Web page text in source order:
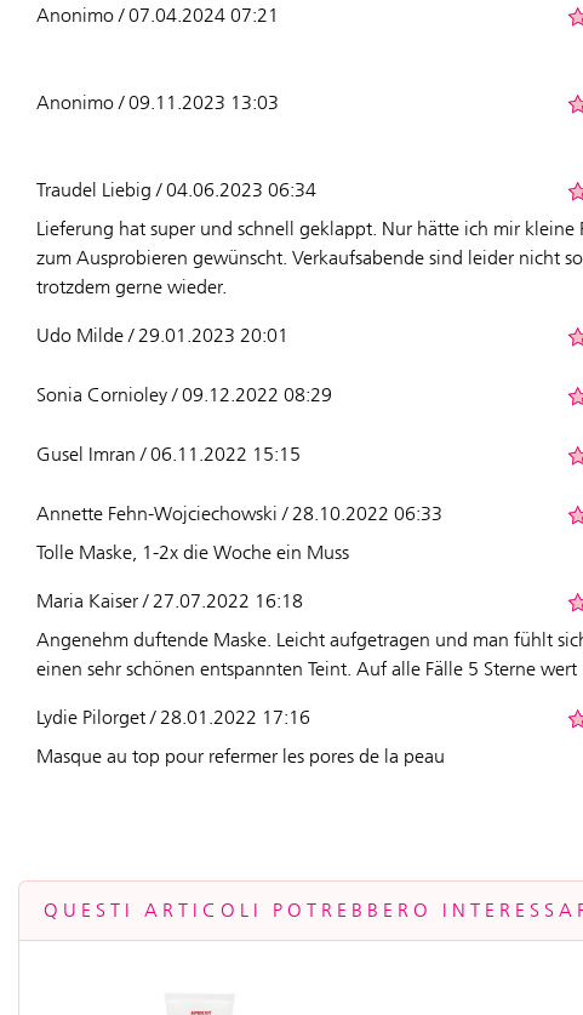
Anonimo / 07.04.2024 07:21
Anonimo / 09.11.2023 13:03
Traudel Liebig / 04.06.2023 06:34
Lieferung hat super und schnell geklappt. Nur hätte ich mir kleine
zum Ausprobieren gewünscht. Verkaufsabende sind leider nicht
trotzdem gerne wieder.
Udo Milde / 29.01.2023 20:01
Sonia Cornioley / 09.12.2022 08:29
Gusel Imran / 06.11.2022 15:15
Annette Fehn-Wojciechowski / 28.10.2022 06:33
Tolle Maske, 1-2x die Woche ein Muss
Maria Kaiser / 27.07.2022 16:18
Angenehm duftende Maske. Leicht aufgetragen und man fühlt
einen sehr schönen entspannten Teint. Auf alle Fälle 5 Sterne wert
Lydie Pilorget / 28.01.2022 17:16
Masque au top pour refermer les pores de la peau
QUESTI ARTICOLI POTREBBERO